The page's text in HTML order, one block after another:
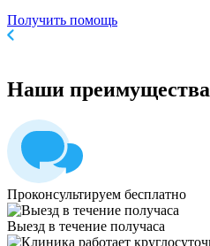
Получить помощь
Наши преимущества
Проконсультируем бесплатно
Выезд в течение получаса